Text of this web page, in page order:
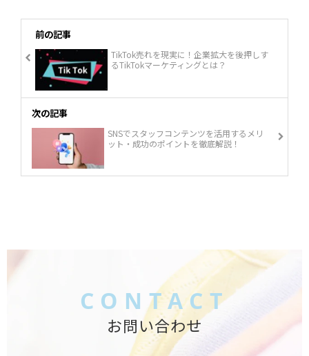
前の記事
TikTok売れを現実に！企業拡大を後押しす
るTikTokマーケティングとは？
次の記事
SNSでスタッフコンテンツを活用するメリ
ット・成功のポイントを徹底解説！
CONTACT
お問い合わせ